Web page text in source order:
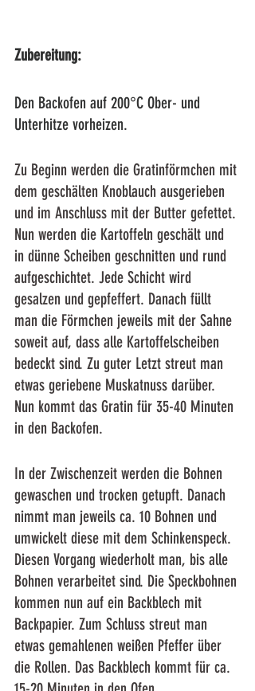
Zubereitung:
Den Backofen auf 200°C Ober- und
Unterhitze vorheizen.
Zu Beginn werden die Gratinförmchen mit
dem geschälten Knoblauch ausgerieben
und im Anschluss mit der Butter gefettet.
Nun werden die Kartoffeln geschält und
in dünne Scheiben geschnitten und rund
aufgeschichtet. Jede Schicht wird
gesalzen und gepfeffert. Danach füllt
man die Förmchen jeweils mit der Sahne
soweit auf, dass alle Kartoffelscheiben
bedeckt sind. Zu guter Letzt streut man
etwas geriebene Muskatnuss darüber.
Nun kommt das Gratin für 35-40 Minuten
in den Backofen.
In der Zwischenzeit werden die Bohnen
gewaschen und trocken getupft. Danach
nimmt man jeweils ca. 10 Bohnen und
umwickelt diese mit dem Schinkenspeck.
Diesen Vorgang wiederholt man, bis alle
Bohnen verarbeitet sind. Die Speckbohnen
kommen nun auf ein Backblech mit
Backpapier. Zum Schluss streut man
etwas gemahlenen weißen Pfeffer über
die Rollen. Das Backblech kommt für ca.